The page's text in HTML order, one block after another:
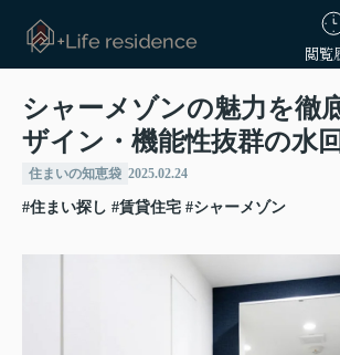
閲覧
シャーメゾンの魅力を徹
ザイン・機能性抜群の水
住まいの知恵袋 2025.02.24
#住まい探し #賃貸住宅 #シャーメゾン